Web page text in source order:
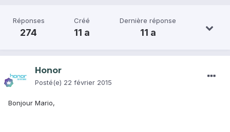
Réponses
274
Créé
11 a
Dernière réponse
11 a
Honor
Posté(e) 22 février 2015
Bonjour Mario,